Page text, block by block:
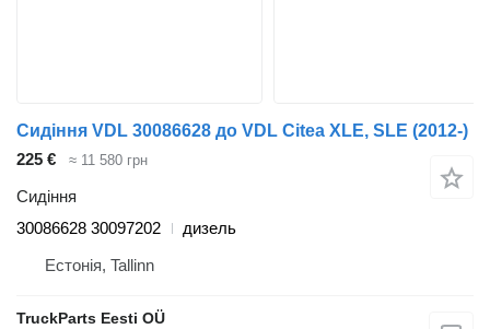
Сидіння VDL 30086628 до VDL Citea XLE, SLE (2012-)
225 €
≈ 11 580 грн
Сидіння
30086628 30097202
дизель
Естонія, Tallinn
TruckParts Eesti OÜ